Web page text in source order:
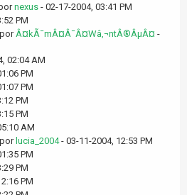
nexus - 02-17-2004, 03:41 PM
PM
Â¤kÃ¯mÂ¤Â¯Â¤Wâ‚¬ntÂ®ÂµÂ¤ -
02:04 AM
PM
PM
PM
PM
AM
lucia_2004- 03-11-2004, 12:53 PM
PM
PM
PM